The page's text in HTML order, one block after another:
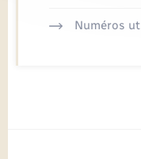
Numéros